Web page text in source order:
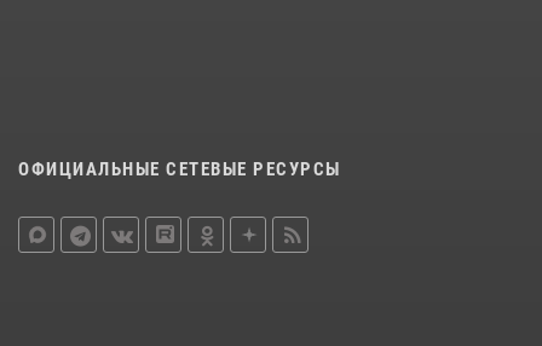
ОФИЦИАЛЬНЫЕ СЕТЕВЫЕ РЕСУРСЫ